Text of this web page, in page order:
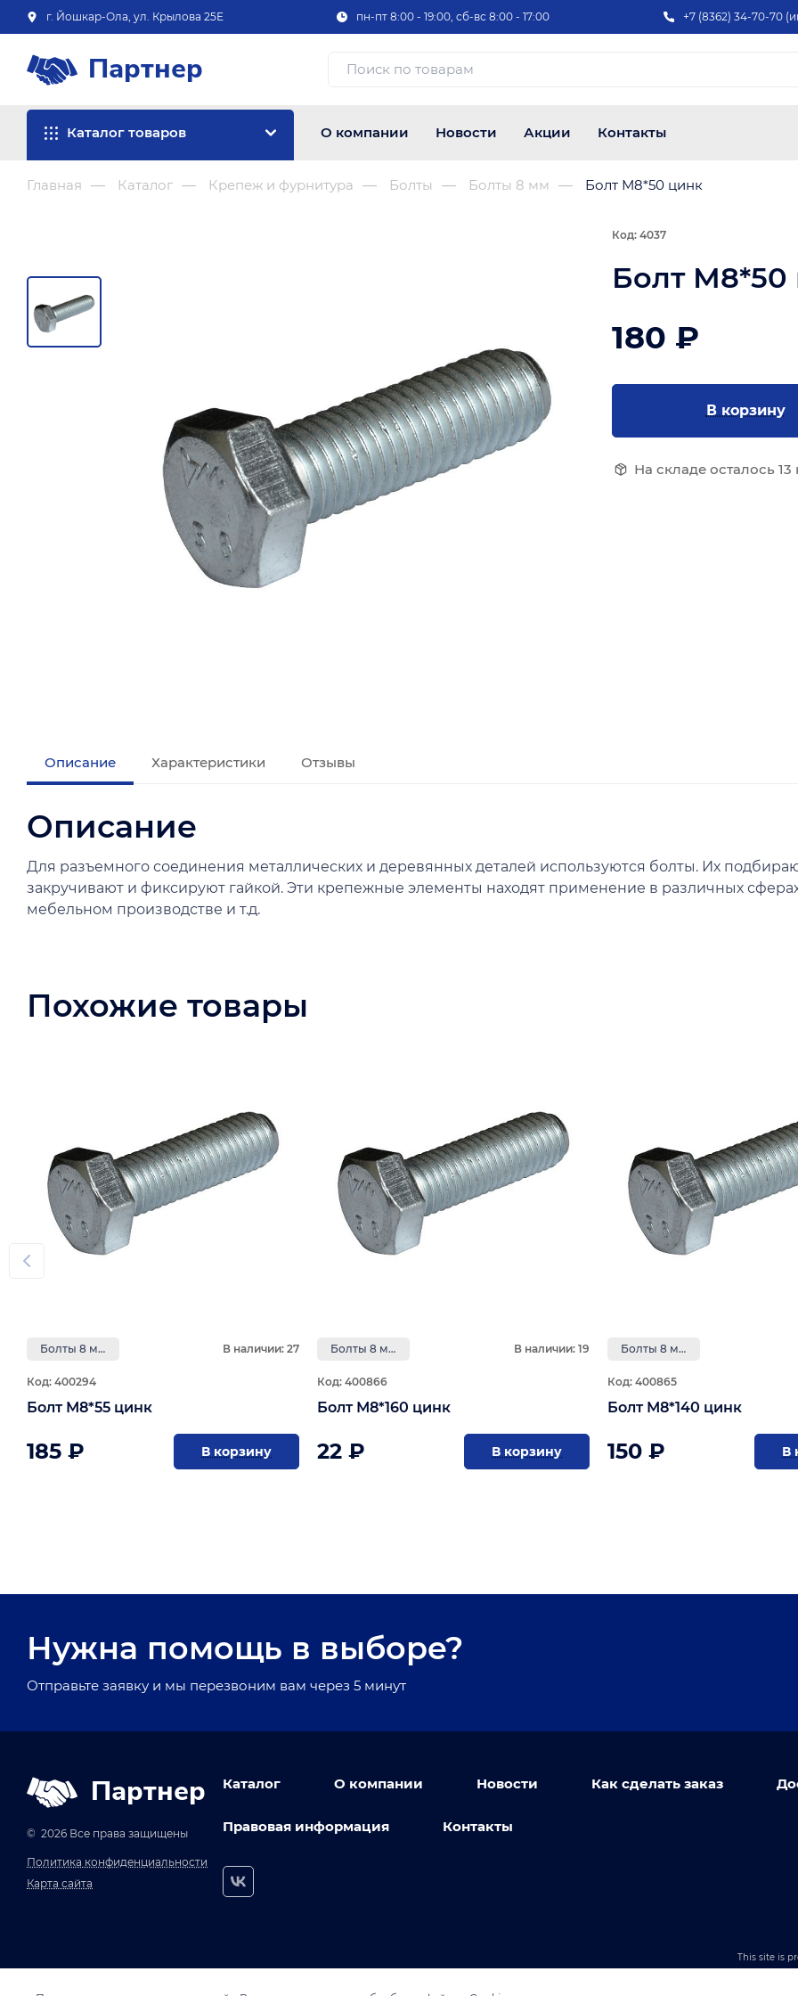
г. Йошкар-Ола, ул. Крылова 25Е пн-пт 8:00 - 19:00, сб-вс 8:00 - 17:00 +7 (8362) 34-70-70
Партнер
Каталог товаров О компании Новости Акции Контакты
Главная Каталог Крепеж и фурнитура Болты Болты 8 мм Болт М8*50 цинк
Код: 4037
Болт М8*50
180 ₽
В корзину
На складе осталось 13
Описание Характеристики Отзывы
Описание
Для разъемного соединения металлических и деревянных деталей используются болты. Их
закручивают и фиксируют гайкой. Эти крепежные элементы находят применение в различных
мебельном производстве и т.д.
Похожие товары
Болты 8 мм В наличии: 27
Код: 400294
Болт М8*55 цинк
185 ₽ В корзину
Болты 8 мм В наличии: 19
Код: 400866
Болт М8*160 цинк
22 ₽ В корзину
Болты 8 мм
Код: 400865
Болт М8*140 цинк
150 ₽ В
Нужна помощь в выборе?
Отправьте заявку и мы перезвоним вам через 5 минут
Партнер
© 2026 Все права защищены
Политика конфиденциальности
Карта сайта
Каталог О компании Новости Как сделать заказ
Правовая информация Контакты
This site is